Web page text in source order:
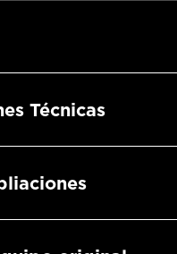
Técnicas